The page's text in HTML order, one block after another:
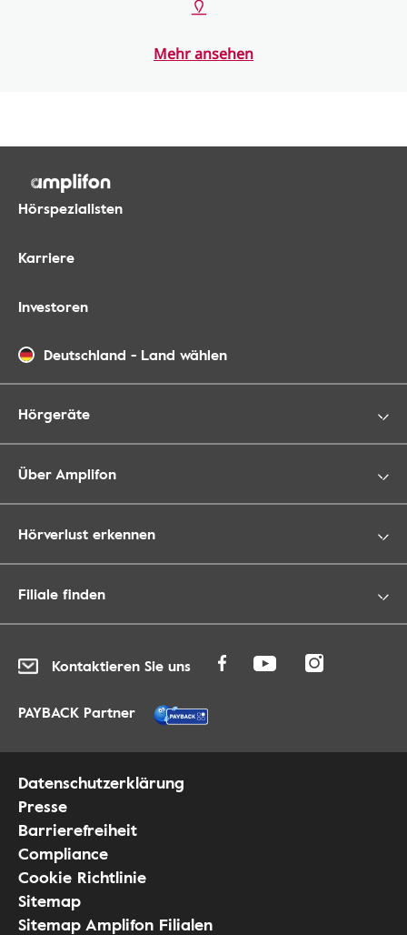
Mehr ansehen
Hörspezialisten
Karriere
Investoren
Deutschland - Land wählen
Hörgeräte
Über Amplifon
Hörverlust erkennen
Filiale finden
Kontaktieren Sie uns
PAYBACK Partner
Datenschutzerklärung
Presse
Barrierefreiheit
Compliance
Cookie Richtlinie
Sitemap
Sitemap Amplifon Filialen